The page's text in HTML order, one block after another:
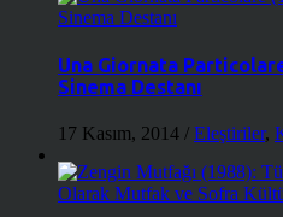
Una Giornata
Sinema Destanı
17 Kasım, 2014 / Eleştiriler,